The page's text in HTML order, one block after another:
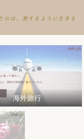
のは、旅するように生きる
海外旅行